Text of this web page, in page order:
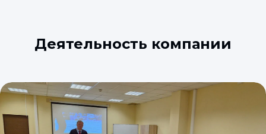
Деятельность компании